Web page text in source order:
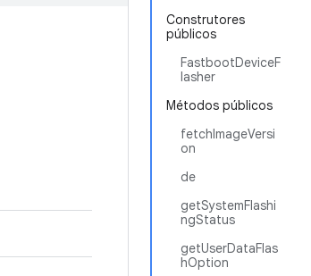
Construtores
públicos
FastbootDeviceF
lasher
Métodos públicos
fetchImageVersi
on
de
getSystemFlashi
ngStatus
getUserDataFlas
hOption